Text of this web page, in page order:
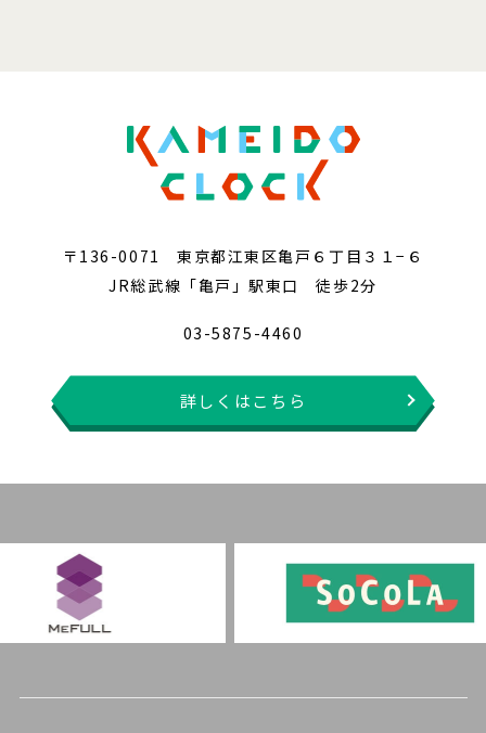
〒136-0071 東京都江東区亀戸６丁目３１−６
JR総武線「亀戸」駅東口 徒歩2分
03-5875-4460
詳しくはこちら